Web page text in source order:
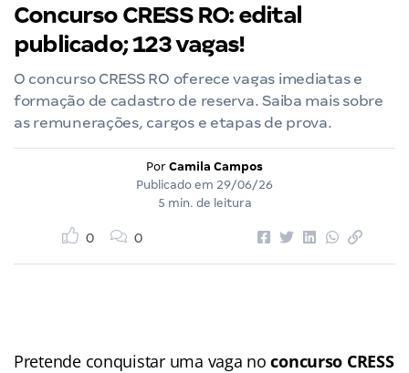
Concurso CRESS RO: edital
publicado; 123 vagas!
O concurso CRESS RO oferece vagas imediatas e
formação de cadastro de reserva. Saiba mais sobre
as remunerações, cargos e etapas de prova.
Por Camila Campos
Publicado em 29/06/26
5 min. de leitura
0 0
Pretende conquistar uma vaga noconcurso CRESS